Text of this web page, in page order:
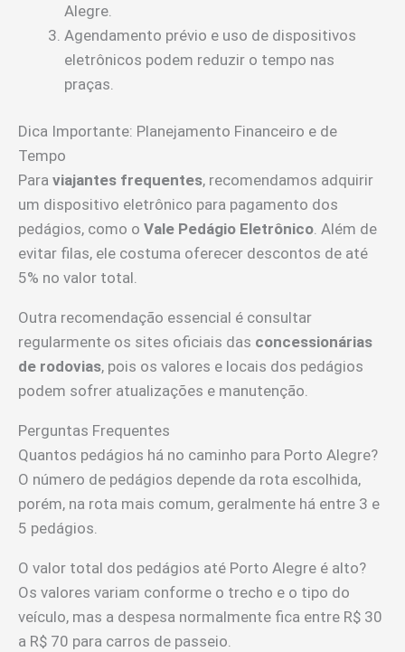
Alegre.
Agendamento prévio e uso de dispositivos
eletrônicos podem reduzir o tempo nas
praças.
Dica Importante: Planejamento Financeiro e de
Tempo
Para viajantes frequentes, recomendamos adquirir
um dispositivo eletrônico para pagamento dos
pedágios, como o Vale Pedágio Eletrônico. Além de
evitar filas, ele costuma oferecer descontos de até
5% no valor total.
Outra recomendação essencial é consultar
regularmente os sites oficiais das concessionárias
de rodovias, pois os valores e locais dos pedágios
podem sofrer atualizações e manutenção.
Perguntas Frequentes
Quantos pedágios há no caminho para Porto Alegre?
O número de pedágios depende da rota escolhida,
porém, na rota mais comum, geralmente há entre 3 e
5 pedágios.
O valor total dos pedágios até Porto Alegre é alto?
Os valores variam conforme o trecho e o tipo do
veículo, mas a despesa normalmente fica entre R$ 30
a R$ 70 para carros de passeio.